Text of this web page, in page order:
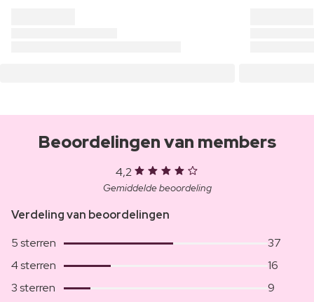
Beoordelingen van members
4,2
Gemiddelde beoordeling
Verdeling van beoordelingen
5 sterren
37
4 sterren
16
3 sterren
9